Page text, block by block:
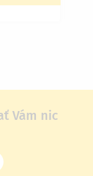
Vám nic